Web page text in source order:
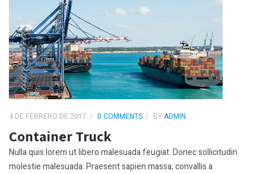
4 DE FEBRERO DE 2017 0 COMMENTS BYADMIN
Container Truck
Nulla quis lorem ut libero malesuada feugiat. Donec sollicitudin
molestie malesuada. Praesent sapien massa, convallis a